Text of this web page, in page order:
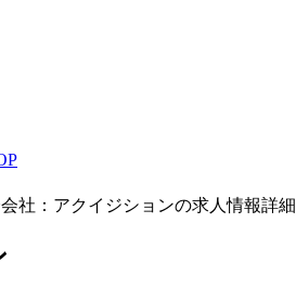
社：アクイジションの求人情報詳細